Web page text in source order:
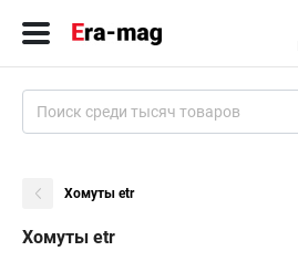
Хомуты etr
Хомуты etr